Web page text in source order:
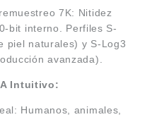
7K: Nitidez
bit interno. Perfiles S-
piel naturales) y S-Log3
avanzada).
Intuitivo:
Humanos, animales,